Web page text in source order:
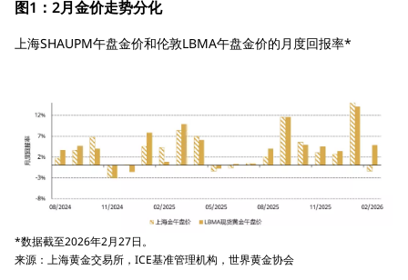
图1：2月金价走势分化
上海SHAUPM午盘金价和伦敦LBMA午盘金价的月度回报率*
*数据截至2026年2月27日。
来源：上海黄金交易所，ICE基准管理机构，世界黄金协会